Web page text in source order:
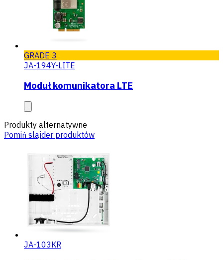
GRADE 3
JA-194Y-LITE
Moduł komunikatora LTE
Produkty alternatywne
Pomiń slajder produktów
JA-103KR